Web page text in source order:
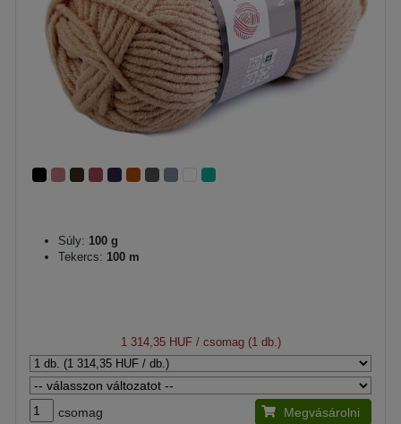
Súly: 100 g
Tekercs: 100 m
1 314,35 HUF/ csomag (1 db.)
csomag Megvásárolni